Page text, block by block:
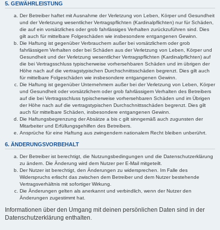
5. GEWÄHRLEISTUNG
Der Betreiber haftet mit Ausnahme der Verletzung von Leben, Körper und Gesundheit
und der Verletzung wesentlicher Vertragspflichten (Kardinalpflichten) nur für Schäden,
die auf ein vorsätzliches oder grob fahrlässiges Verhalten zurückzuführen sind. Dies
gilt auch für mittelbare Folgeschäden wie insbesondere entgangenen Gewinn.
Die Haftung ist gegenüber Verbrauchern außer bei vorsätzlichem oder grob
fahrlässigem Verhalten oder bei Schäden aus der Verletzung von Leben, Körper und
Gesundheit und der Verletzung wesentlicher Vertragspflichten (Kardinalpflichten) auf
die bei Vertragsschluss typischerweise vorhersehbaren Schäden und im übrigen der
Höhe nach auf die vertragstypischen Durchschnittsschäden begrenzt. Dies gilt auch
für mittelbare Folgeschäden wie insbesondere entgangenen Gewinn.
Die Haftung ist gegenüber Unternehmern außer bei der Verletzung von Leben, Körper
und Gesundheit oder vorsätzlichem oder grob fahrlässigem Verhalten des Betreibers
auf die bei Vertragsschluss typischerweise vorhersehbaren Schäden und im Übrigen
der Höhe nach auf die vertragstypischen Durchschnittsschäden begrenzt. Dies gilt
auch für mittelbare Schäden, insbesondere entgangenen Gewinn.
Die Haftungsbegrenzung der Absätze a bis c gilt sinngemäß auch zugunsten der
Mitarbeiter und Erfüllungsgehilfen des Betreibers.
Ansprüche für eine Haftung aus zwingendem nationalem Recht bleiben unberührt.
6. ÄNDERUNGSVORBEHALT
Der Betreiber ist berechtigt, die Nutzungsbedingungen und die Datenschutzerklärung
zu ändern. Die Änderung wird dem Nutzer per E-Mail mitgeteilt.
Der Nutzer ist berechtigt, den Änderungen zu widersprechen. Im Falle des
Widerspruchs erlischt das zwischen dem Betreiber und dem Nutzer bestehende
Vertragsverhältnis mit sofortiger Wirkung.
Die Änderungen gelten als anerkannt und verbindlich, wenn der Nutzer den
Änderungen zugestimmt hat.
Informationen über den Umgang mit deinen persönlichen Daten sind in der
Datenschutzerklärung enthalten.